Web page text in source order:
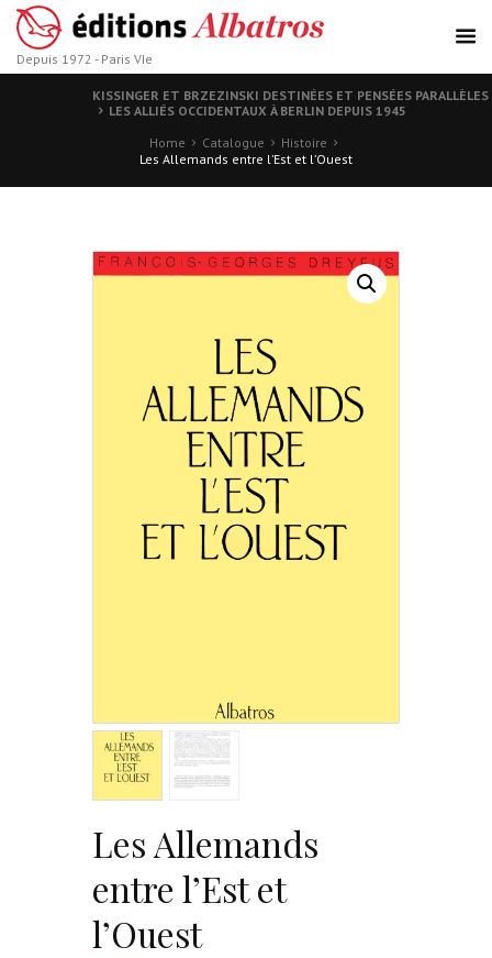
Depuis 1972 - Paris VIe
KISSINGER ET BRZEZINSKI DESTINÉES ET PENSÉES PARALLÈLES
LES ALLIÉS OCCIDENTAUX À BERLIN DEPUIS 1945
Home
Catalogue
Histoire
Les Allemands entre l’Est et l’Ouest
Les Allemands
entre l’Est et
l’Ouest